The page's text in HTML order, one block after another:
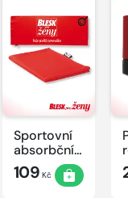
Sportovní
absorbční
ručník
109 Kč